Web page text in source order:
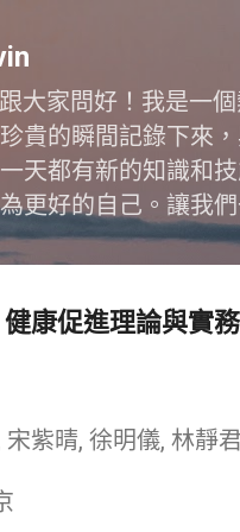
大家問好！我是一
貴的瞬間記錄下來
天都有新的知識和
更好的自己。讓我
健康促進理論與實
紫晴, 徐明儀, 林靜